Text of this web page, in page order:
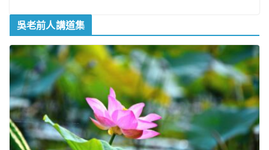
吳老前人講道集